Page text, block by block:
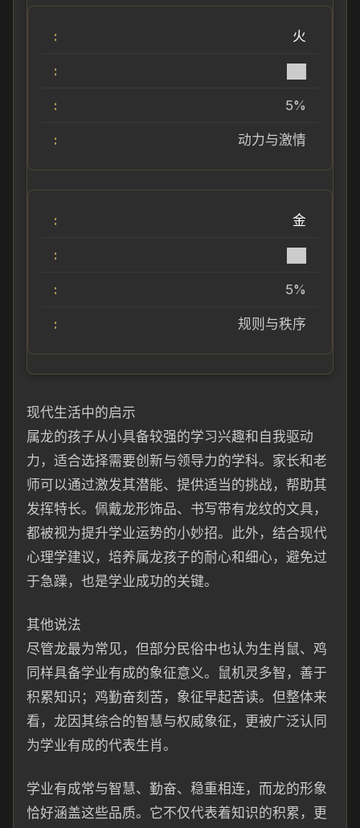
火
5%
动力与激情
金
5%
规则与秩序
现代生活中的启示
属龙的孩子从小具备较强的学习兴趣和自我驱动
力，适合选择需要创新与领导力的学科。家长和老
师可以通过激发其潜能、提供适当的挑战，帮助其
发挥特长。佩戴龙形饰品、书写带有龙纹的文具，
都被视为提升学业运势的小妙招。此外，结合现代
心理学建议，培养属龙孩子的耐心和细心，避免过
于急躁，也是学业成功的关键。
其他说法
尽管龙最为常见，但部分民俗中也认为生肖鼠、鸡
同样具备学业有成的象征意义。鼠机灵多智，善于
积累知识；鸡勤奋刻苦，象征早起苦读。但整体来
看，龙因其综合的智慧与权威象征，更被广泛认同
为学业有成的代表生肖。
学业有成常与智慧、勤奋、稳重相连，而龙的形象
恰好涵盖这些品质。它不仅代表着知识的积累，更